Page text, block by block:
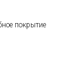
покрытие